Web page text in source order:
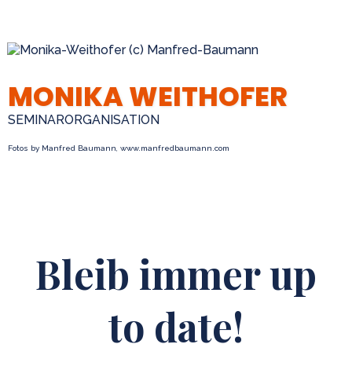
MONIKA WEITHOFER
SEMINARORGANISATION
Fotos by Manfred Baumann, www.manfredbaumann.com
Bleib immer up
to date!